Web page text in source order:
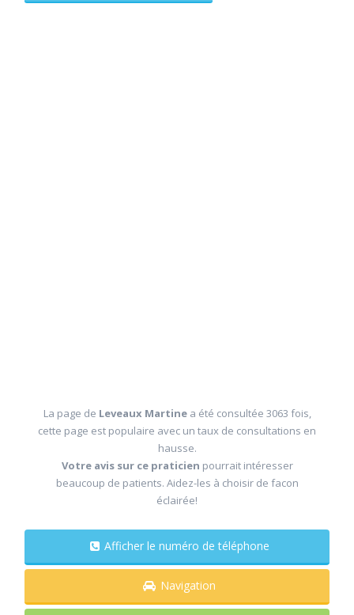
La page de Leveaux Martine a été consultée 3063 fois,
cette page est populaire avec un taux de consultations en
hausse.
Votre avis sur ce praticien pourrait intéresser
beaucoup de patients. Aidez-les à choisir de facon
éclairée!
Afficher le numéro de téléphone
Navigation